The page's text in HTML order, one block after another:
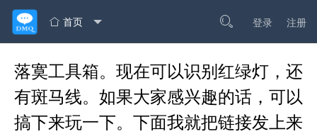
 首页  登录 注册
落寞工具箱。现在可以识别红绿灯，还
有斑马线。如果大家感兴趣的话，可以
搞下来玩一下。下面我就把链接发上来